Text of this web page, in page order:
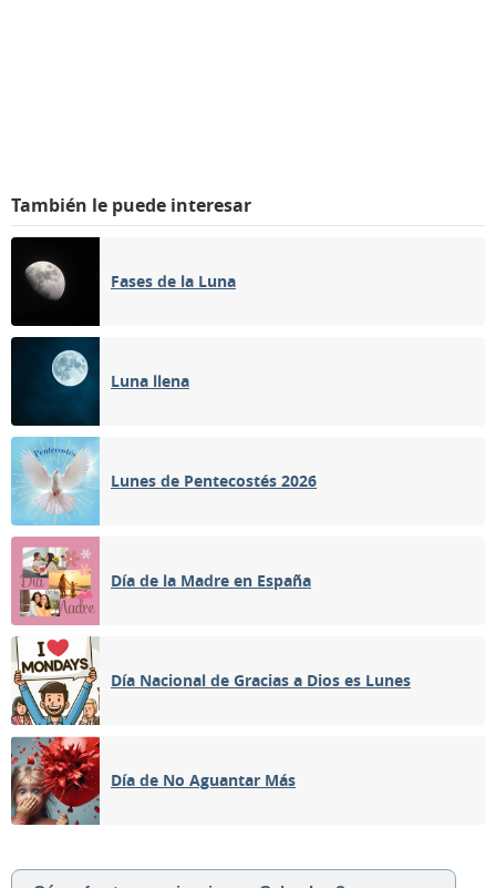
También le puede interesar
Fases de la Luna
Luna llena
Lunes de Pentecostés 2026
Día de la Madre en España
Día Nacional de Gracias a Dios es Lunes
Día de No Aguantar Más